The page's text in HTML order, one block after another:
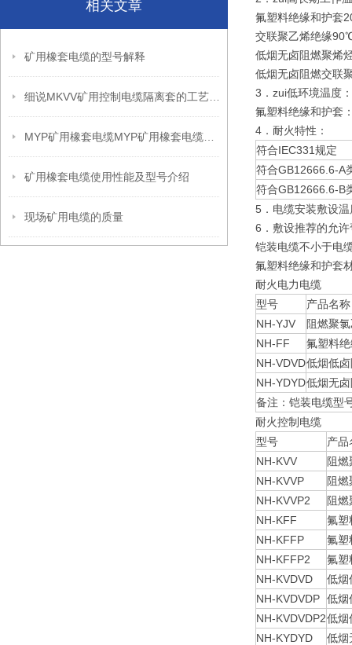
相关文章
矿用橡套电缆的型号解释
矿用橡套电缆使用性能及型号介绍
现场矿用电缆的质量
氟塑料绝缘和护
交联聚乙烯绝缘
低烟无卤阻燃聚烯
低烟无卤阻燃交联
3．zui低环境温度
氟塑料绝缘和护套
4．耐火特性：
符合IEC331规定
符合GB12666.6-A
符合GB12666.6-B
5．电缆安装敷设
6．敷设推荐的允
铠装电缆不小于电
氟塑料绝缘和护套
耐火电力电缆
型号
产品名称
NH-YJV
阻燃聚
NH-FF
氟塑料
NH-VDVD低烟低
NH-YDYD低烟无
备注：铠装电缆型
耐火控制电缆
型号
产品
NH-KVV
阻
NH-KVVP
阻
NH-KVVP2
阻
NH-KFF
氟塑
NH-KFFP
氟塑
NH-KFFP2
氟塑
NH-KVDVD
低烟
NH-KVDVDP 低烟
NH-KVDVDP2低烟
NH-KYDYD
低烟